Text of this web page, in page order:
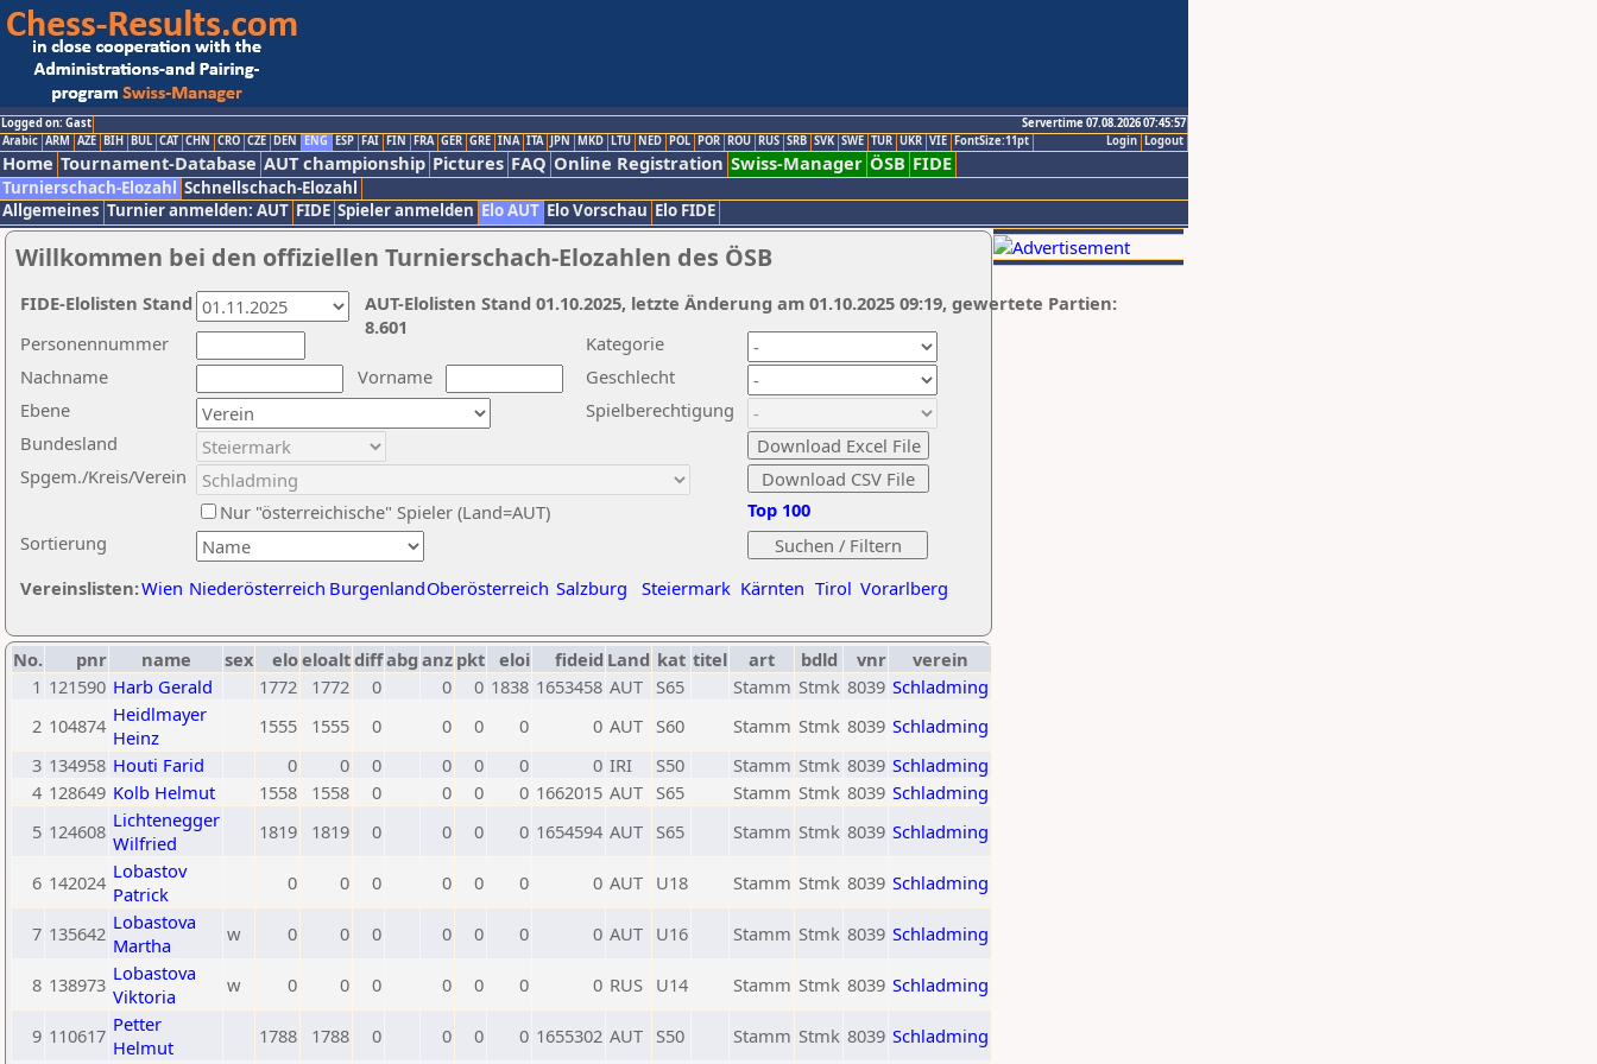
Logged on: Gast
Servertime 07.08.2026 07:45:57
Logout
Login
Arabic ARM AZE BIH BUL CAT CHN CRO CZE DEN ENG ESP FAI FIN FRA GER GRE INA ITA JPN MKD LTU NED POL POR ROU RUS SRB SVK SWE TUR UKR VIE FontSize:11pt
Home Tournament-Database AUT championship Pictures FAQ Online Registration Swiss-Manager ÖSB FIDE
Turnierschach-Elozahl Schnellschach-Elozahl
Allgemeines Turnier anmelden: AUT FIDE Spieler anmelden Elo AUT Elo Vorschau Elo FIDE
Willkommen bei den offiziellen Turnierschach-Elozahlen des ÖSB
Nachname
Vorname
Ebene
Kategorie
Sortierung
Personennummer
Bundesland
Spgem./Kreis/Verein
Geschlecht
Nur "österreichische" Spieler (Land=AUT)
Spielberechtigung
Vereinslisten:Wien Niederösterreich BurgenlandOberösterreich Salzburg Steiermark Kärnten Tirol Vorarlberg
Top 100
AUT-Elolisten Stand 01.10.2025, letzte Änderung am 01.10.2025 09:19, gewertete Partien:
8.601
FIDE-Elolisten Stand
No. pnr name sex eloeloaltdiffabg anz pkt eloi fideid Land kat titel art bdld vnr
verein
1 121590 Harb Gerald 1772 1772 0 0 0 1838 1653458 AUT S65 Stamm Stmk 8039 Schladming
2 104874 Heidlmayer
Heinz
1555 1555 0 0 0 0 0 AUT S60 Stamm Stmk 8039 Schladming
3 134958 Houti Farid 0 0 0 0 0 0 0 IRI S50 Stamm Stmk 8039 Schladming
4 128649 Kolb Helmut 1558 1558 0 0 0 0 1662015 AUT S65 Stamm Stmk 8039 Schladming
5 124608 Lichtenegger
Wilfried
1819 1819 0 0 0 0 1654594 AUT S65 Stamm Stmk 8039 Schladming
6 142024 Lobastov
Patrick
0 0 0 0 0 0 0 AUT U18 Stamm Stmk 8039 Schladming
7 135642 Lobastova
Martha
w 0 0 0 0 0 0 0 AUT U16 Stamm Stmk 8039 Schladming
8 138973 Lobastova
Viktoria
w 0 0 0 0 0 0 0 RUS U14 Stamm Stmk 8039 Schladming
9 110617 Petter
Helmut
1788 1788 0 0 0 0 1655302 AUT S50 Stamm Stmk 8039 Schladming